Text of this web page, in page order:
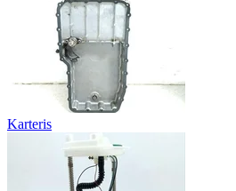
Karteris